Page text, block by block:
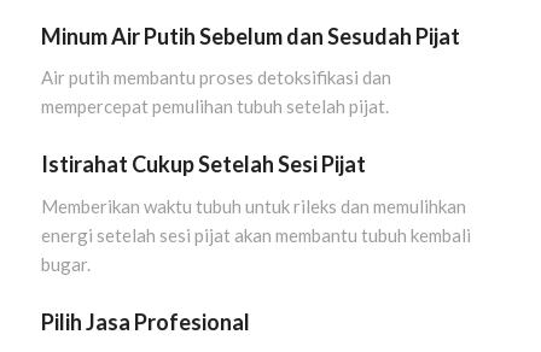
Minum Air Putih Sebelum dan Sesudah Pijat
Air putih membantu proses detoksifikasi dan
mempercepat pemulihan tubuh setelah pijat.
Istirahat Cukup Setelah Sesi Pijat
Memberikan waktu tubuh untuk rileks dan memulihkan
energi setelah sesi pijat akan membantu tubuh kembali
bugar.
Pilih Jasa Profesional